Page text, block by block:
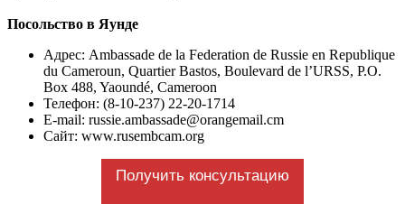
Посольство в Яунде
Адрес: Ambassade de la Federation de Russie en Republique
du Cameroun, Quartier Bastos, Boulevard de l’URSS, P.O.
Box 488, Yaoundé, Cameroon
Телефон: (8-10-237) 22-20-1714
E-mail: russie.ambassade@orangemail.cm
Сайт: www.rusembcam.org
Получить консультацию